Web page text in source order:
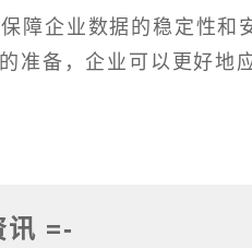
障企业数据的稳定性和
准备，企业可以更好地
讯 =-